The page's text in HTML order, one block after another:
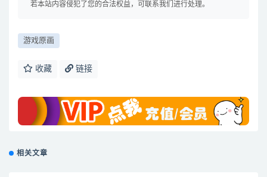
若本站内容侵犯了您的合法权益，可联系我们进行处理。
游戏原画
收藏 链接
相关文章